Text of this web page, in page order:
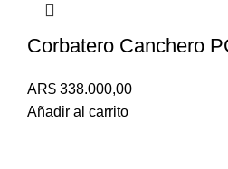
Corbatero Canchero
AR$ 338.000,00
Añadir al carrito